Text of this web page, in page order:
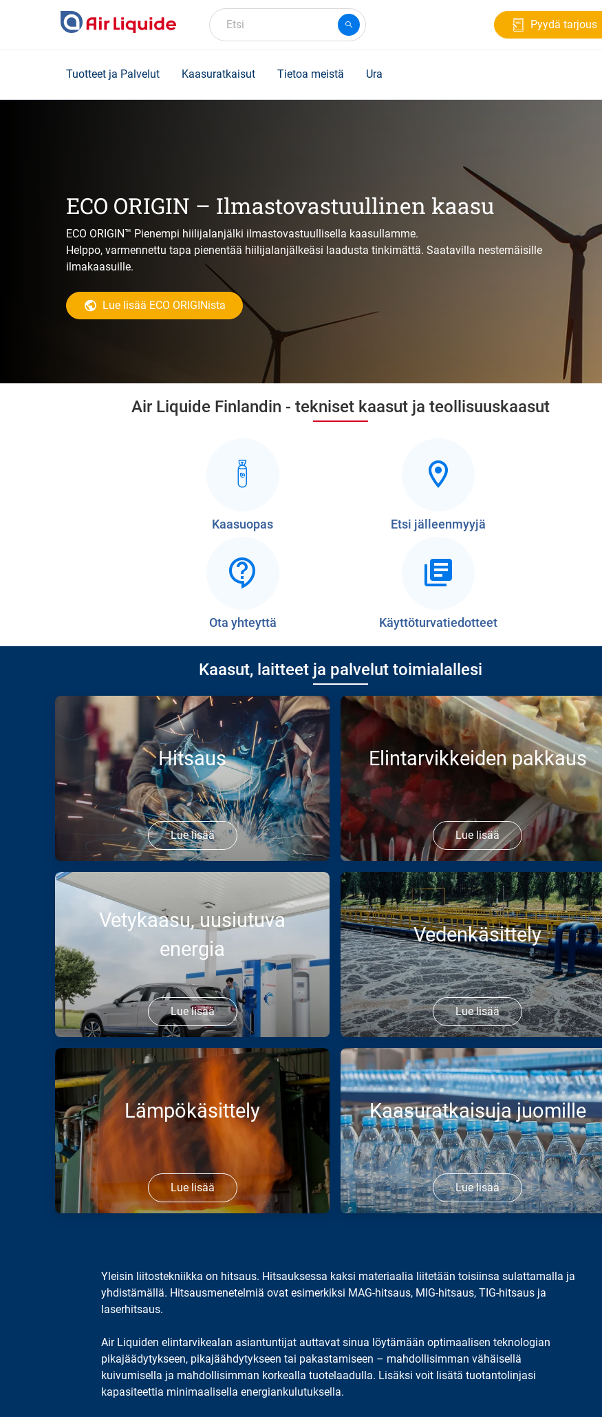
Etsi Pyydä tarjous
Tuotteet ja Palvelut Kaasuratkaisut Tietoa meistä Ura
ECO ORIGIN – Ilmastovastuullinen kaasu
ECO ORIGIN™ Pienempi hiilijalanjälki ilmastovastuullisella kaasullamme.
Helppo, varmennettu tapa pienentää hiilijalanjälkeäsi laadusta tinkimättä. Saatavilla nestemäisille
ilmakaasuille.
Lue lisää ECO ORIGINista
Air Liquide Finlandin - tekniset kaasut ja teollisuuskaasut
Kaasuopas Etsi jälleenmyyjä
Ota yhteyttä Käyttöturvatiedotteet
Kaasut, laitteet ja palvelut toimialallesi
Hitsaus
Lue lisää
Kaasut, laitteet ja palvelut kaikentyyppiseen
hitsaukseen.
Elintarvikkeiden pakkaus
Lue lisää
Suojakaasupakkausten käyttö voi optimoida
elintarvikkeiden käsittely- ja jakeluprosessin, koska
se pidentää pakatun elintarvikkeen säilyvyyttä.
Vetykaasu, uusiutuva
energia
Lue lisää
Air Liquide -konsernilla on kansainvälisesti
merkittävä rooli ratkaisujen ja innovaatioiden
aktiivisessa kehittämisessä uusiutuvan energian
alalla.
Vedenkäsittely
Lue lisää
Teknologiat ja tuotteet, jotka tukevat kestävää
vedenkäsittelyä pitkällä aikavälillä niin juomaveden
käsittelyssä kuin jätevesien puhdistuksessa.
Lämpökäsittely
Lue lisää
Kaasuratkaisuja juomille
Lue lisää
Yleisin liitostekniikka on hitsaus. Hitsauksessa kaksi materiaalia liitetään toisiinsa sulattamalla ja
yhdistämällä. Hitsausmenetelmiä ovat esimerkiksi MAG-hitsaus, MIG-hitsaus, TIG-hitsaus ja
laserhitsaus.
Air Liquiden elintarvikealan asiantuntijat auttavat sinua löytämään optimaalisen teknologian
pikajäädytykseen, pikajäähdytykseen tai pakastamiseen – mahdollisimman vähäisellä
kuivumisella ja mahdollisimman korkealla tuotelaadulla. Lisäksi voit lisätä tuotantolinjasi
kapasiteettia minimaalisella energiankulutuksella.